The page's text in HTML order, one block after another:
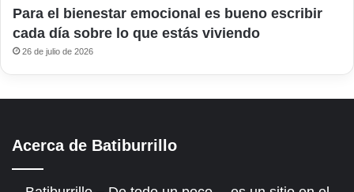
Para el bienestar emocional es bueno escribir
cada día sobre lo que estás viviendo
26 de julio de 2026
Acerca de Batiburrillo